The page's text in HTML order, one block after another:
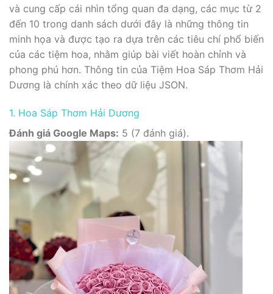
và cung cấp cái nhìn tổng quan đa dạng, các mục từ 2
đến 10 trong danh sách dưới đây là những thông tin
minh họa và được tạo ra dựa trên các tiêu chí phổ biến
của các tiệm hoa, nhằm giúp bài viết hoàn chỉnh và
phong phú hơn. Thông tin của Tiệm Hoa Sáp Thơm Hải
Dương là chính xác theo dữ liệu JSON.
1. Hoa Sáp Thơm Hải Dương
Đánh giá Google Maps: 5 (7 đánh giá).